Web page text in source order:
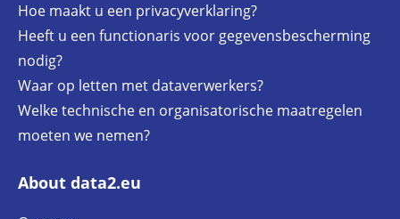
Hoe maakt u een privacyverklaring?
Heeft u een functionaris voor gegevensbescherming
nodig?
Waar op letten met dataverwerkers?
Welke technische en organisatorische maatregelen
moeten we nemen?
About data2.eu